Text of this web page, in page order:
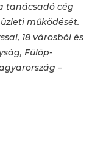
tanácsadó cég
működését.
18 városból és
Fülöp-
–